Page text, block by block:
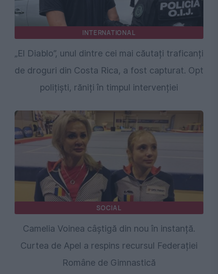
INTERNATIONAL
„El Diablo”, unul dintre cei mai căutați traficanți
de droguri din Costa Rica, a fost capturat. Opt
polițiști, răniți în timpul intervenției
SOCIAL
Camelia Voinea câștigă din nou în instanță.
Curtea de Apel a respins recursul Federației
Române de Gimnastică